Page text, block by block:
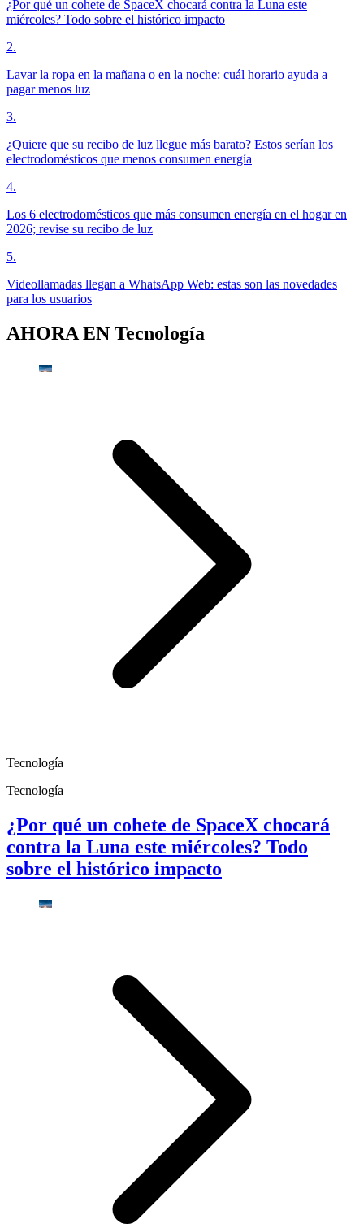
¿Por qué un cohete de SpaceX chocará contra la Luna este
miércoles? Todo sobre el histórico impacto
2.
Lavar la ropa en la mañana o en la noche: cuál horario ayuda a
pagar menos luz
3.
¿Quiere que su recibo de luz llegue más barato? Estos serían los
electrodomésticos que menos consumen energía
4.
Los 6 electrodomésticos que más consumen energía en el hogar en
2026; revise su recibo de luz
5.
Videollamadas llegan a WhatsApp Web: estas son las novedades
para los usuarios
AHORA EN Tecnología
Tecnología
Tecnología
¿Por qué un cohete de SpaceX chocará
contra la Luna este miércoles? Todo
sobre el histórico impacto